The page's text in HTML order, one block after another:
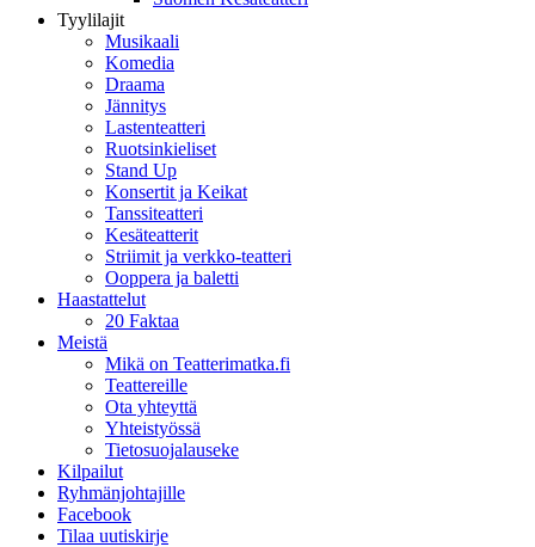
Tyylilajit
Musikaali
Komedia
Draama
Jännitys
Lastenteatteri
Ruotsinkieliset
Stand Up
Konsertit ja Keikat
Tanssiteatteri
Kesäteatterit
Striimit ja verkko-teatteri
Ooppera ja baletti
Haastattelut
20 Faktaa
Meistä
Mikä on Teatterimatka.fi
Teattereille
Ota yhteyttä
Yhteistyössä
Tietosuojalauseke
Kilpailut
Ryhmänjohtajille
Facebook
Tilaa uutiskirje